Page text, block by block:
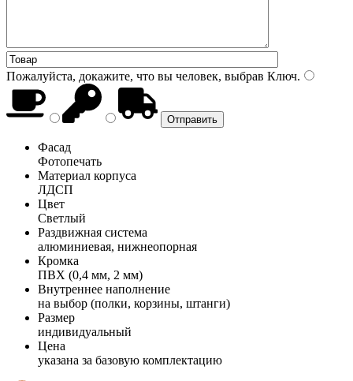
Пожалуйста, докажите, что вы человек, выбрав Ключ.
Фасад
Фотопечать
Материал корпуса
ЛДСП
Цвет
Светлый
Раздвижная система
алюминиевая, нижнеопорная
Кромка
ПВХ (0,4 мм, 2 мм)
Внутреннее наполнение
на выбор (полки, корзины, штанги)
Размер
индивидуальный
Цена
указана за базовую комплектацию